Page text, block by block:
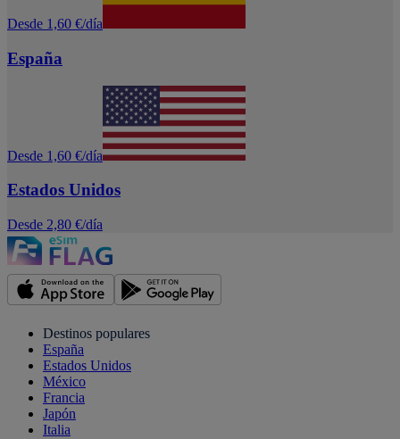
Desde 1,60 €/día
España
Desde 1,60 €/día
Estados Unidos
Desde 2,80 €/día
Destinos populares
España
Estados Unidos
México
Francia
Japón
Italia